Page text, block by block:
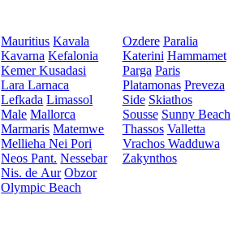
Mauritius Kavala
Kavarna Kefalonia
KemerKusadasi
LaraLarnaca
Lefkada Limassol
Male Mallorca
Marmaris Matemwe
MelliehaNei Pori
Neos Pant. Nessebar
Nis. de Aur Obzor
Olympic Beach
Ozdere Paralia
Katerini Hammamet
Parga Paris
Platamonas Preveza
Side Skiathos
Sousse Sunny Beach
Thassos Valletta
Vrachos Wadduwa
Zakynthos